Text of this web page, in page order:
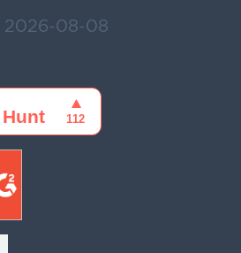
2026-08-08